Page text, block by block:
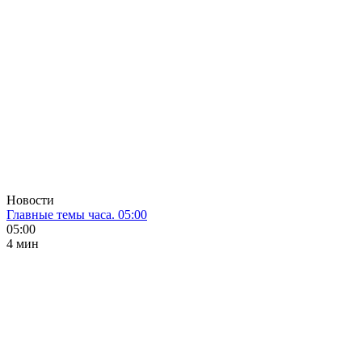
Новости
Главные темы часа. 05:00
05:00
4 мин